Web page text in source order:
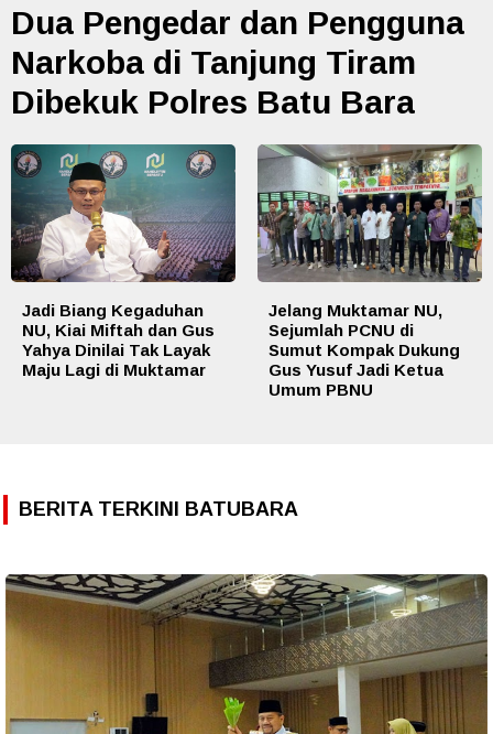
Dua Pengedar dan Pengguna
Narkoba di Tanjung Tiram
Dibekuk Polres Batu Bara
Jadi Biang Kegaduhan
NU, Kiai Miftah dan Gus
Yahya Dinilai Tak Layak
Maju Lagi di Muktamar
Jelang Muktamar NU,
Sejumlah PCNU di
Sumut Kompak Dukung
Gus Yusuf Jadi Ketua
Umum PBNU
BERITA TERKINI BATUBARA